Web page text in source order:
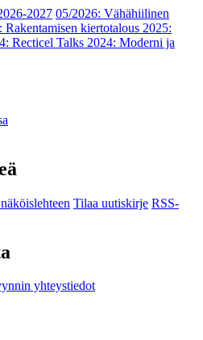
2027 05/2026: Vähähiilinen
Rakentamisen kiertotalous 2025:
Recticel Talks 2024: Moderni ja
Tilaa uutiskirje RSS-
yhteystiedot